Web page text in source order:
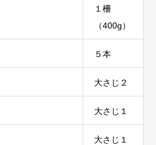
１柵
（400g）
５本
大さじ２
大さじ１
大さじ１